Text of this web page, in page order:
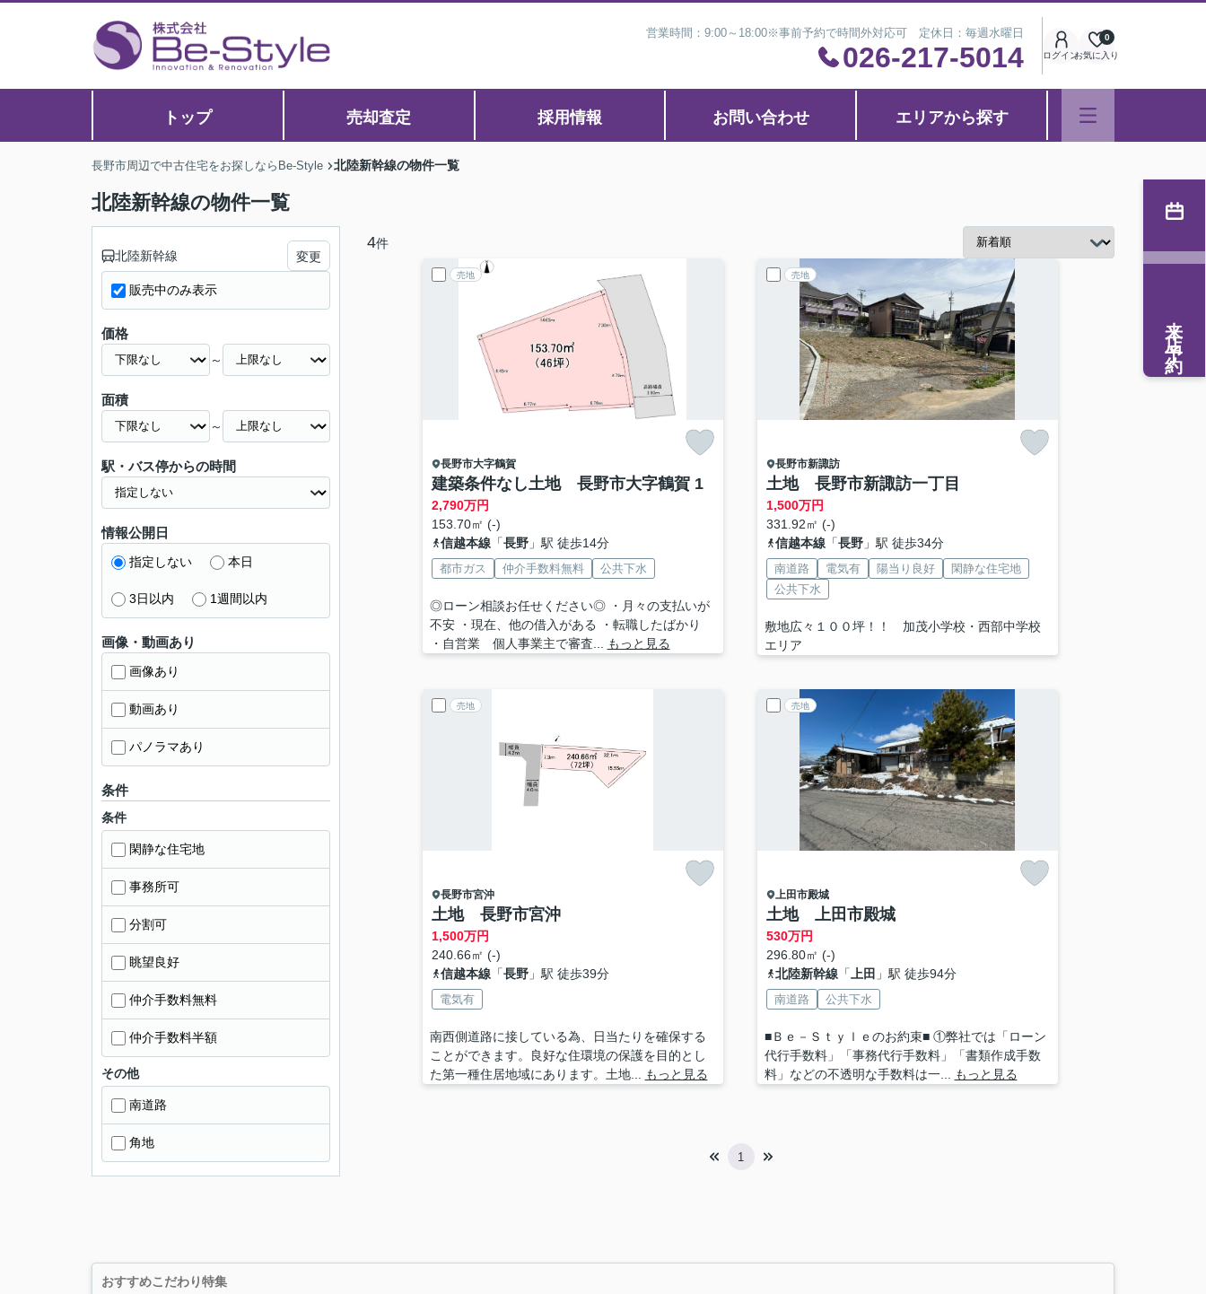
営業時間：9:00～18:00※事前予約で時間外対応可 定休日：毎週水曜日
026-217-5014 ログインお気に入り
0
トップ 売却査定 採用情報 お問い合わせ エリアから探す
長野市周辺で中古住宅をお探しならBe-Style 北陸新幹線の物件一覧
北陸新幹線の物件一覧
4件
売地
長野市大字鶴賀
建築条件なし土地 長野市大字鶴賀 1
2,790万円
153.70㎡ (-)
信越本線「長野」駅 徒歩14分
都市ガス 仲介手数料無料 公共下水
◎ローン相談お任せください◎ ・月々の支払いが
不安 ・現在、他の借入がある ・転職したばかり
・自営業 個人事業主で審査...
もっと見る
売地
長野市新諏訪
土地 長野市新諏訪一丁目
1,500万円
331.92㎡ (-)
信越本線「長野」駅 徒歩34分
南道路 電気有 陽当り良好
閑静な住宅地
公共下水
敷地広々１００坪！！ 加茂小学校・西部中学校
エリア
売地
長野市宮沖
土地 長野市宮沖
1,500万円
240.66㎡ (-)
信越本線「長野」駅 徒歩39分
電気有
南西側道路に接している為、日当たりを確保する
ことができます。良好な住環境の保護を目的とし
た第一種住居地域にあります。土地...
もっと見る
売地
上田市殿城
土地 上田市殿城
530万円
296.80㎡ (-)
北陸新幹線「 上田 」駅 徒歩94分
南道路 公共下水
■Ｂｅ－Ｓｔｙｌｅのお約束■ ①弊社では「ローン
代行手数料」「事務代行手数料」「書類作成手数
料」などの不透明な手数料は一...
もっと見る
1
北陸新幹線 変更
販売中のみ表示
価格
～
面積
～
駅・バス停からの時間
情報公開日
指定しない 本日
3日以内 1週間以内
画像・動画あり
画像あり
動画あり
パノラマあり
条件
条件
閑静な住宅地
事務所可
分割可
眺望良好
仲介手数料無料
仲介手数料半額
その他
南道路
角地
おすすめこだわり特集
来店予約